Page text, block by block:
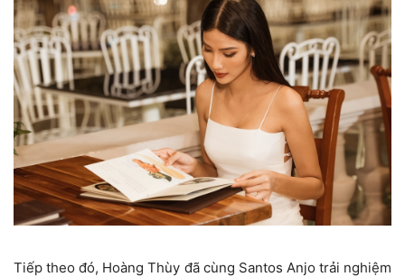
Tiếp theo đó, Hoàng Thùy đã cùng Santos Anjo trải nghiệm